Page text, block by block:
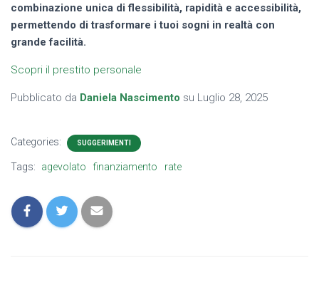
combinazione unica di flessibilità, rapidità e accessibilità,
permettendo di trasformare i tuoi sogni in realtà con
grande facilità.
Scopri il prestito personale
Pubblicato da Daniela Nascimento su Luglio 28, 2025
Categories: SUGGERIMENTI
Tags: agevolato finanziamento rate